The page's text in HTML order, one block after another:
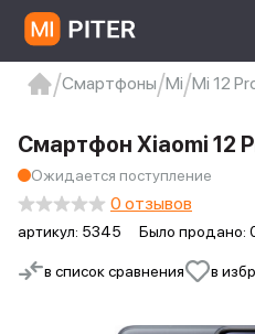
Xiaomi 9 про
xiaomi
Смартфоны Mi Mi 12
в список сравнения в
Смартфон Xiaomi 12
Ожидается поступление
артикул: 5345 Было продано:
0 отзывов